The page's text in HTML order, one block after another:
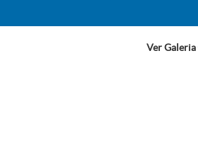
Ver Galeria